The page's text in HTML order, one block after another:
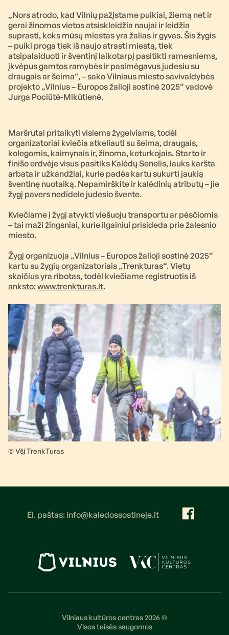
„Nors atrodo, kad Vilnių pažįstame puikiai, žiemą net ir
gerai žinomos vietos atsiskleidžia naujai ir leidžia
suprasti, koks mūsų miestas yra žalias ir gyvas. Šis žygis
– puiki proga tiek iš naujo atrasti miestą, tiek
atsipalaiduoti ir šventinį laikotarpį pasitikti ramesniems,
įkvėpus gamtos ramybės ir pasimėgavus judesiu su
draugais ar šeima“, – sako Vilniaus miesto savivaldybės
projekto „Vilnius – Europos žalioji sostinė 2025“ vadovė
Jurga Pociūtė-Mikūtienė.
Maršrutai pritaikyti visiems žygeiviams, todėl
organizatoriai kviečia atkeliauti su šeima, draugais,
kolegomis, kaimynais ir, žinoma, keturkojais. Starto ir
finišo erdvėje visus pasitiks Kalėdų Senelis, lauks karšta
arbata ir užkandžiai, kurie padės kartu sukurti jaukią
šventinę nuotaiką. Nepamirškite ir kalėdinių atributų – jie
žygį pavers nedidele judesio švente.
Kviečiame į žygį atvykti viešuoju transportu ar pėsčiomis
– tai maži žingsniai, kurie ilgainiui prisideda prie žalesnio
miesto.
Žygį organizuoja „Vilnius – Europos žalioji sostinė 2025“
kartu su žygių organizatoriais „Trenkturas“. Vietų
skaičius yra ribotas, todėl kviečiame registruotis iš
anksto:www.trenkturas.lt.
© Všį TrenkTuras
El. paštas: info@kaledossostineje.lt
Vilniaus kultūros centras 2026 ©
Visos teisės saugomos